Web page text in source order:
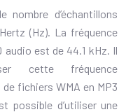
nombre d’échantillons
(Hz). La fréquence
audio est de 44.1 kHz. Il
cette fréquence
fichiers WMA en MP3
possible d’utiliser une